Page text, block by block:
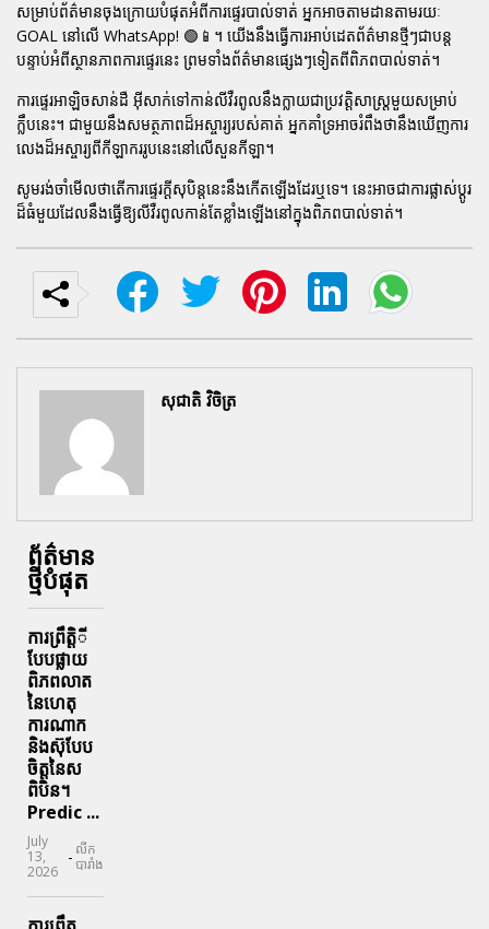
សម្រាប់ព័ត៌មានចុងក្រោយបំផុតអំពីការផ្ទេរបាល់ទាត់ អ្នកអាចតាមដានតាមរយៈ
GOAL នៅលើ WhatsApp! 🟢📱។ យើងនឹងធ្វើការអាប់ដេតព័ត៌មានថ្មីៗជាបន្ត
បន្ទាប់អំពីស្ថានភាពការផ្ទេរនេះ ព្រមទាំងព័ត៌មានផ្សេងៗទៀតពីពិភពបាល់ទាត់។
ការផ្ទេរអាឡិចសាន់ដឺ អ៊ីសាក់ទៅកាន់លីវឺរពូលនឹងក្លាយជាប្រវត្តិសាស្ត្រមួយសម្រាប់
ក្លឹបនេះ។ ជាមួយនឹងសមត្ថភាពដ៏អស្ចារ្យរបស់គាត់ អ្នកគាំទ្រអាចរំពឹងថានឹងឃើញការ
លេងដ៏អស្ចារ្យពីកីឡាកររូបនេះនៅលើសួនកីឡា។
សូមរង់ចាំមើលថាតើការផ្ទេរក្តីសុបិន្តនេះនឹងកើតឡើងដែរឬទេ។ នេះអាចជាការផ្លាស់ប្តូរ
ដ៏ធំមួយដែលនឹងធ្វើឱ្យលីវឺរពូលកាន់តែខ្លាំងឡើងនៅក្នុងពិភពបាល់ទាត់។
សុជាតិ វិចិត្រ
ព័ត៌មាន
ថ្មីបំផុត
ការព្រឹតិ្តី
បែបផ្លាយ
ពិភពលាត
នៃហេតុ
ការណាក
និងស៊ុបែប
ចិត្តនៃស
ពិបិន។
Predic ...
July
13,
2026
- លីក
បារាំង